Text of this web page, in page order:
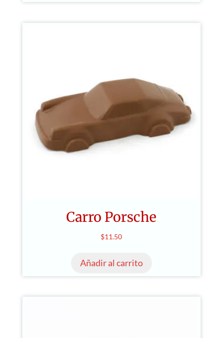
Carro Porsche
$11.50
Añadir al carrito